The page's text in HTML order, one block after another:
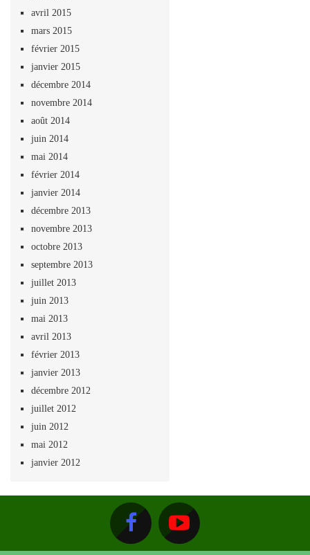
avril 2015
mars 2015
février 2015
janvier 2015
décembre 2014
novembre 2014
août 2014
juin 2014
mai 2014
février 2014
janvier 2014
décembre 2013
novembre 2013
octobre 2013
septembre 2013
juillet 2013
juin 2013
mai 2013
avril 2013
février 2013
janvier 2013
décembre 2012
juillet 2012
juin 2012
mai 2012
janvier 2012